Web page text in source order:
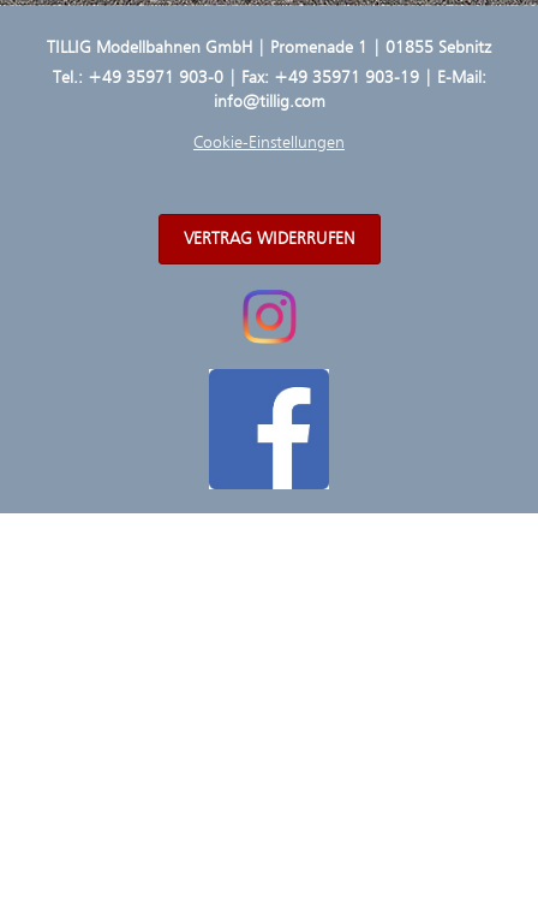
TILLIG Modellbahnen GmbH | Promenade 1 | 01855 Sebnitz
Tel.: +49 35971 903-0| Fax: +49 35971 903-19 | E-Mail:
info@tillig.com
Cookie-Einstellungen
VERTRAG WIDERRUFEN